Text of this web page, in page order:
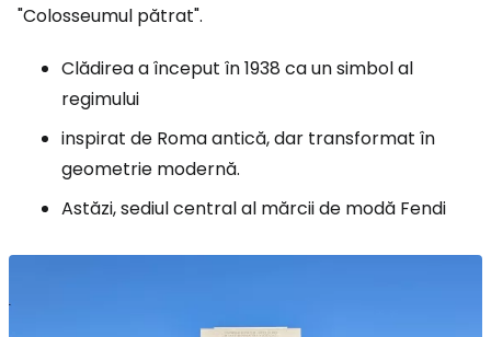
"Colosseumul pătrat".
Clădirea a început în 1938 ca un simbol al
regimului
inspirat de Roma antică, dar transformat în
geometrie modernă.
Astăzi, sediul central al mărcii de modă Fendi